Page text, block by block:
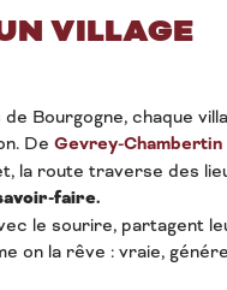
VILLAGE
Bourgogne, chaque
De Gevrey-Chambertin
la route traverse des
faire.
le sourire, partagent
on la rêve : vraie,